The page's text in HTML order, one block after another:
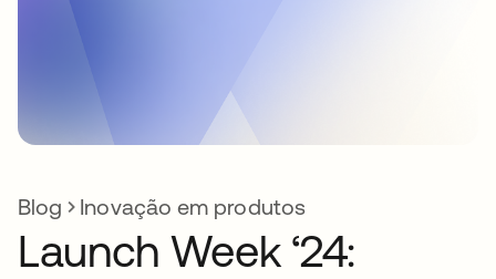
Blog Inovação em produtos
Launch Week ‘24: